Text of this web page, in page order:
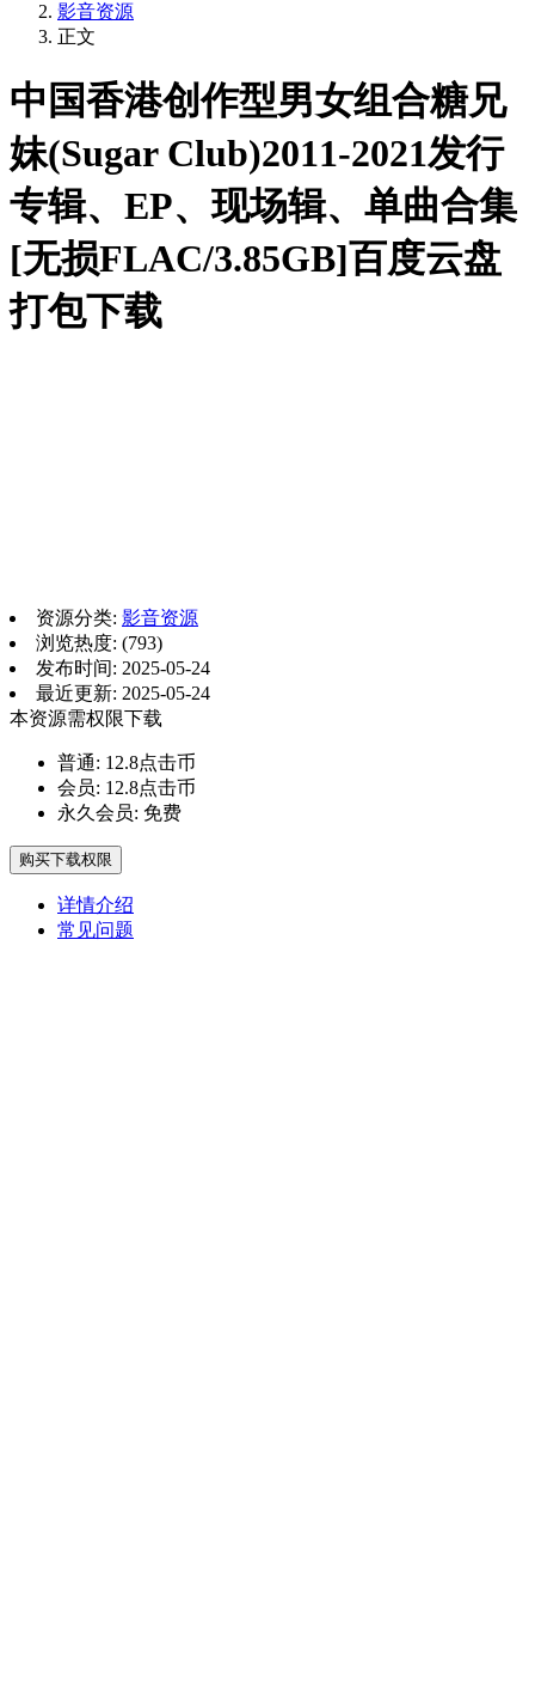
影音资源
正文
中国香港创作型男女组合糖兄
妹(Sugar Club)2011-2021发行
专辑、EP、现场辑、单曲合集
[无损FLAC/3.85GB]百度云盘
打包下载
资源分类: 影音资源
浏览热度: (793)
发布时间: 2025-05-24
最近更新: 2025-05-24
本资源需权限下载
普通: 12.8点击币
会员: 12.8点击币
永久会员: 免费
购买下载权限
详情介绍
常见问题